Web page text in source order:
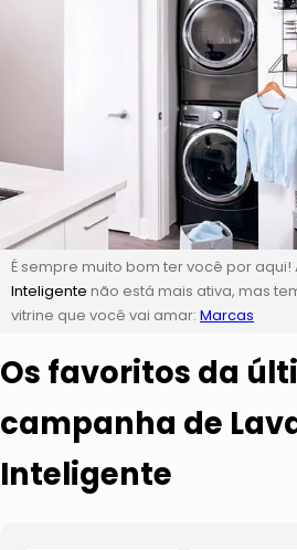
É sempre muito bom ter você por
Inteligente não está mais ativa, mas
vitrine que você vai amar: Marcas
Os favoritos da
campanha de
Inteligente